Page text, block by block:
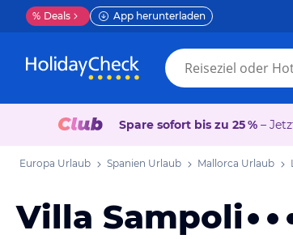
% Deals App herunterladen
Spare sofort bis zu 25 % –
Europa Urlaub Spanien Urlaub Mallorca Urlaub
Villa Sampoli